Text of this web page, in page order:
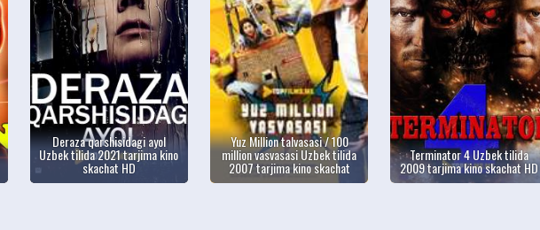
Deraza qarshisidagi ayol
Uzbek tilida 2021 tarjima kino
skachat HD
Yuz Million talvasasi / 100
million vasvasasi Uzbek tilida
2007 tarjima kino skachat
Terminator 4 Uzbek tilida
2009 tarjima kino skachat HD